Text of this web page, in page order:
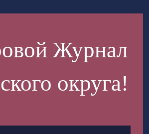
Журнал
округа!